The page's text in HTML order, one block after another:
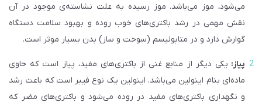
می‌شود، موز می‌باشد. موز رسیده به علت نشاسته‌ی موجود در آن
نقش مهمی در رشد باکتری‌های خوب روده و بهبود سلامت دستگاه
گوارش دارد و در متابولیسم (سوخت و ساز) بدن بسیار موثر است.
پیاز: یکی دیگر از منابع غنی از باکتری‌های مفید، پیاز است که حاوی
ماده‌ای بنام اینولین می‌باشد. اینولین یک نوع فیبر است که باعث رشد
و نگهداری باکتری‌های مفید در روده می‌شود و باکتری‌های مضر که